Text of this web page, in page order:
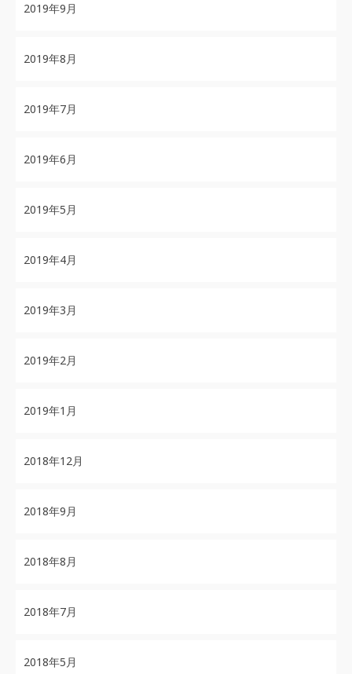
2019年9月
2019年8月
2019年7月
2019年6月
2019年5月
2019年4月
2019年3月
2019年2月
2019年1月
2018年12月
2018年9月
2018年8月
2018年7月
2018年5月